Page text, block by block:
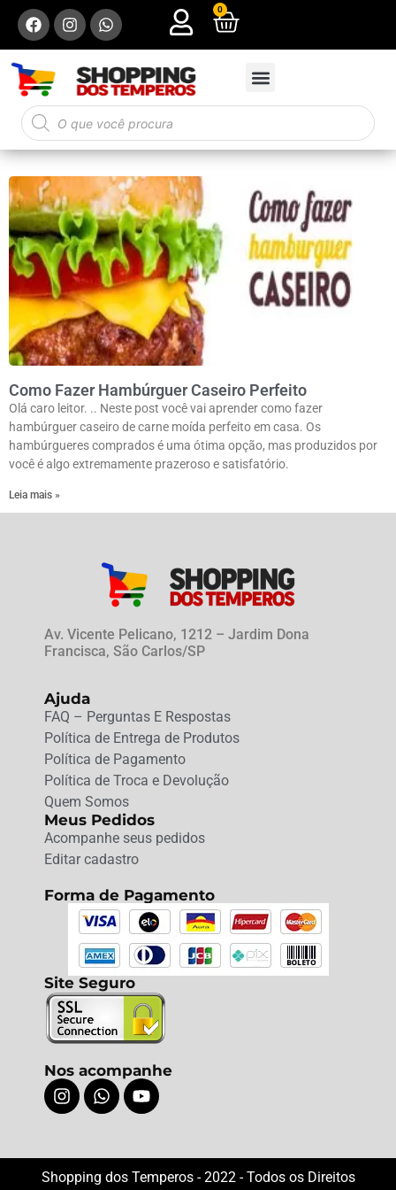
0
Como Fazer Hambúrguer Caseiro Perfeito
Olá caro leitor. .. Neste post você vai aprender como fazer
hambúrguer caseiro de carne moída perfeito em casa. Os
hambúrgueres comprados é uma ótima opção, mas produzidos por
você é algo extremamente prazeroso e satisfatório.
Leia mais »
Av. Vicente Pelicano, 1212 – Jardim Dona
Francisca, São Carlos/SP
Ajuda
FAQ – Perguntas E Respostas
Política de Entrega de Produtos
Política de Pagamento
Política de Troca e Devolução
Quem Somos
Meus Pedidos
Acompanhe seus pedidos
Editar cadastro
Forma de Pagamento
Site Seguro
Nos acompanhe
Shopping dos Temperos - 2022 - Todos os Direitos